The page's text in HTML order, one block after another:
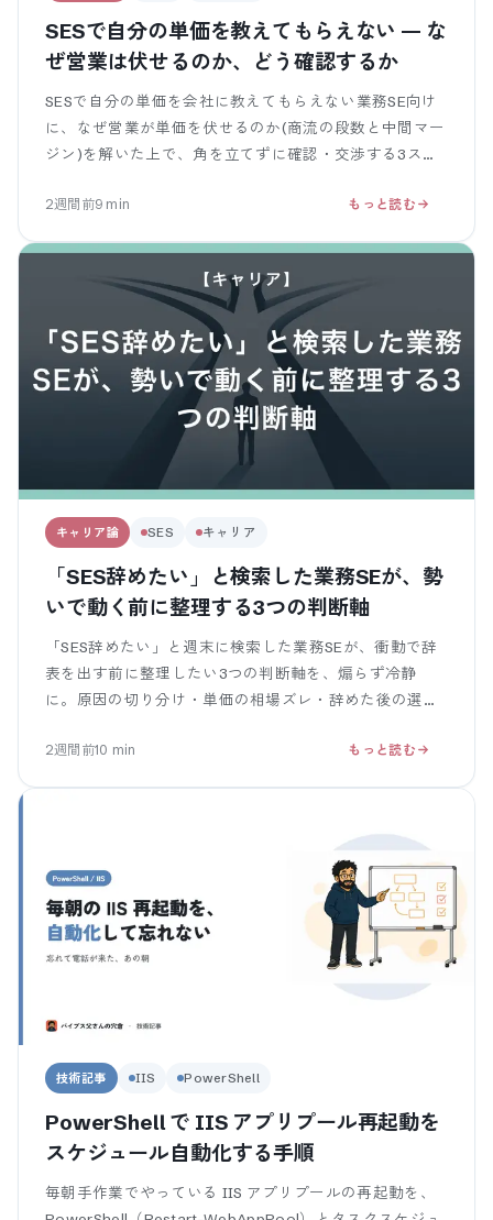
SESで自分の単価を教えてもらえない — な
ぜ営業は伏せるのか、どう確認するか
SESで自分の単価を会社に教えてもらえない業務SE向け
に、なぜ営業が単価を伏せるのか(商流の段数と中間マー
ジン)を解いた上で、角を立てずに確認・交渉する3ステ
が見えるフリーランスへ
2週間前9 min もっと読む
キャリア論 SES キャリア
「SES辞めたい」と検索した業務SEが、勢
いで動く前に整理する3つの判断軸
「SES辞めたい」と週末に検索した業務SEが、衝動で辞
表を出す前に整理したい3つの判断軸を、煽らず冷静
に。原因の切り分け・単価の相場ズレ・辞めた後の選択
2週間前10 min もっと読む
技術記事 IIS PowerShell
PowerShell で IIS アプリプール再起動を
スケジュール自動化する手順
毎朝手作業でやっている IIS アプリプールの再起動を、